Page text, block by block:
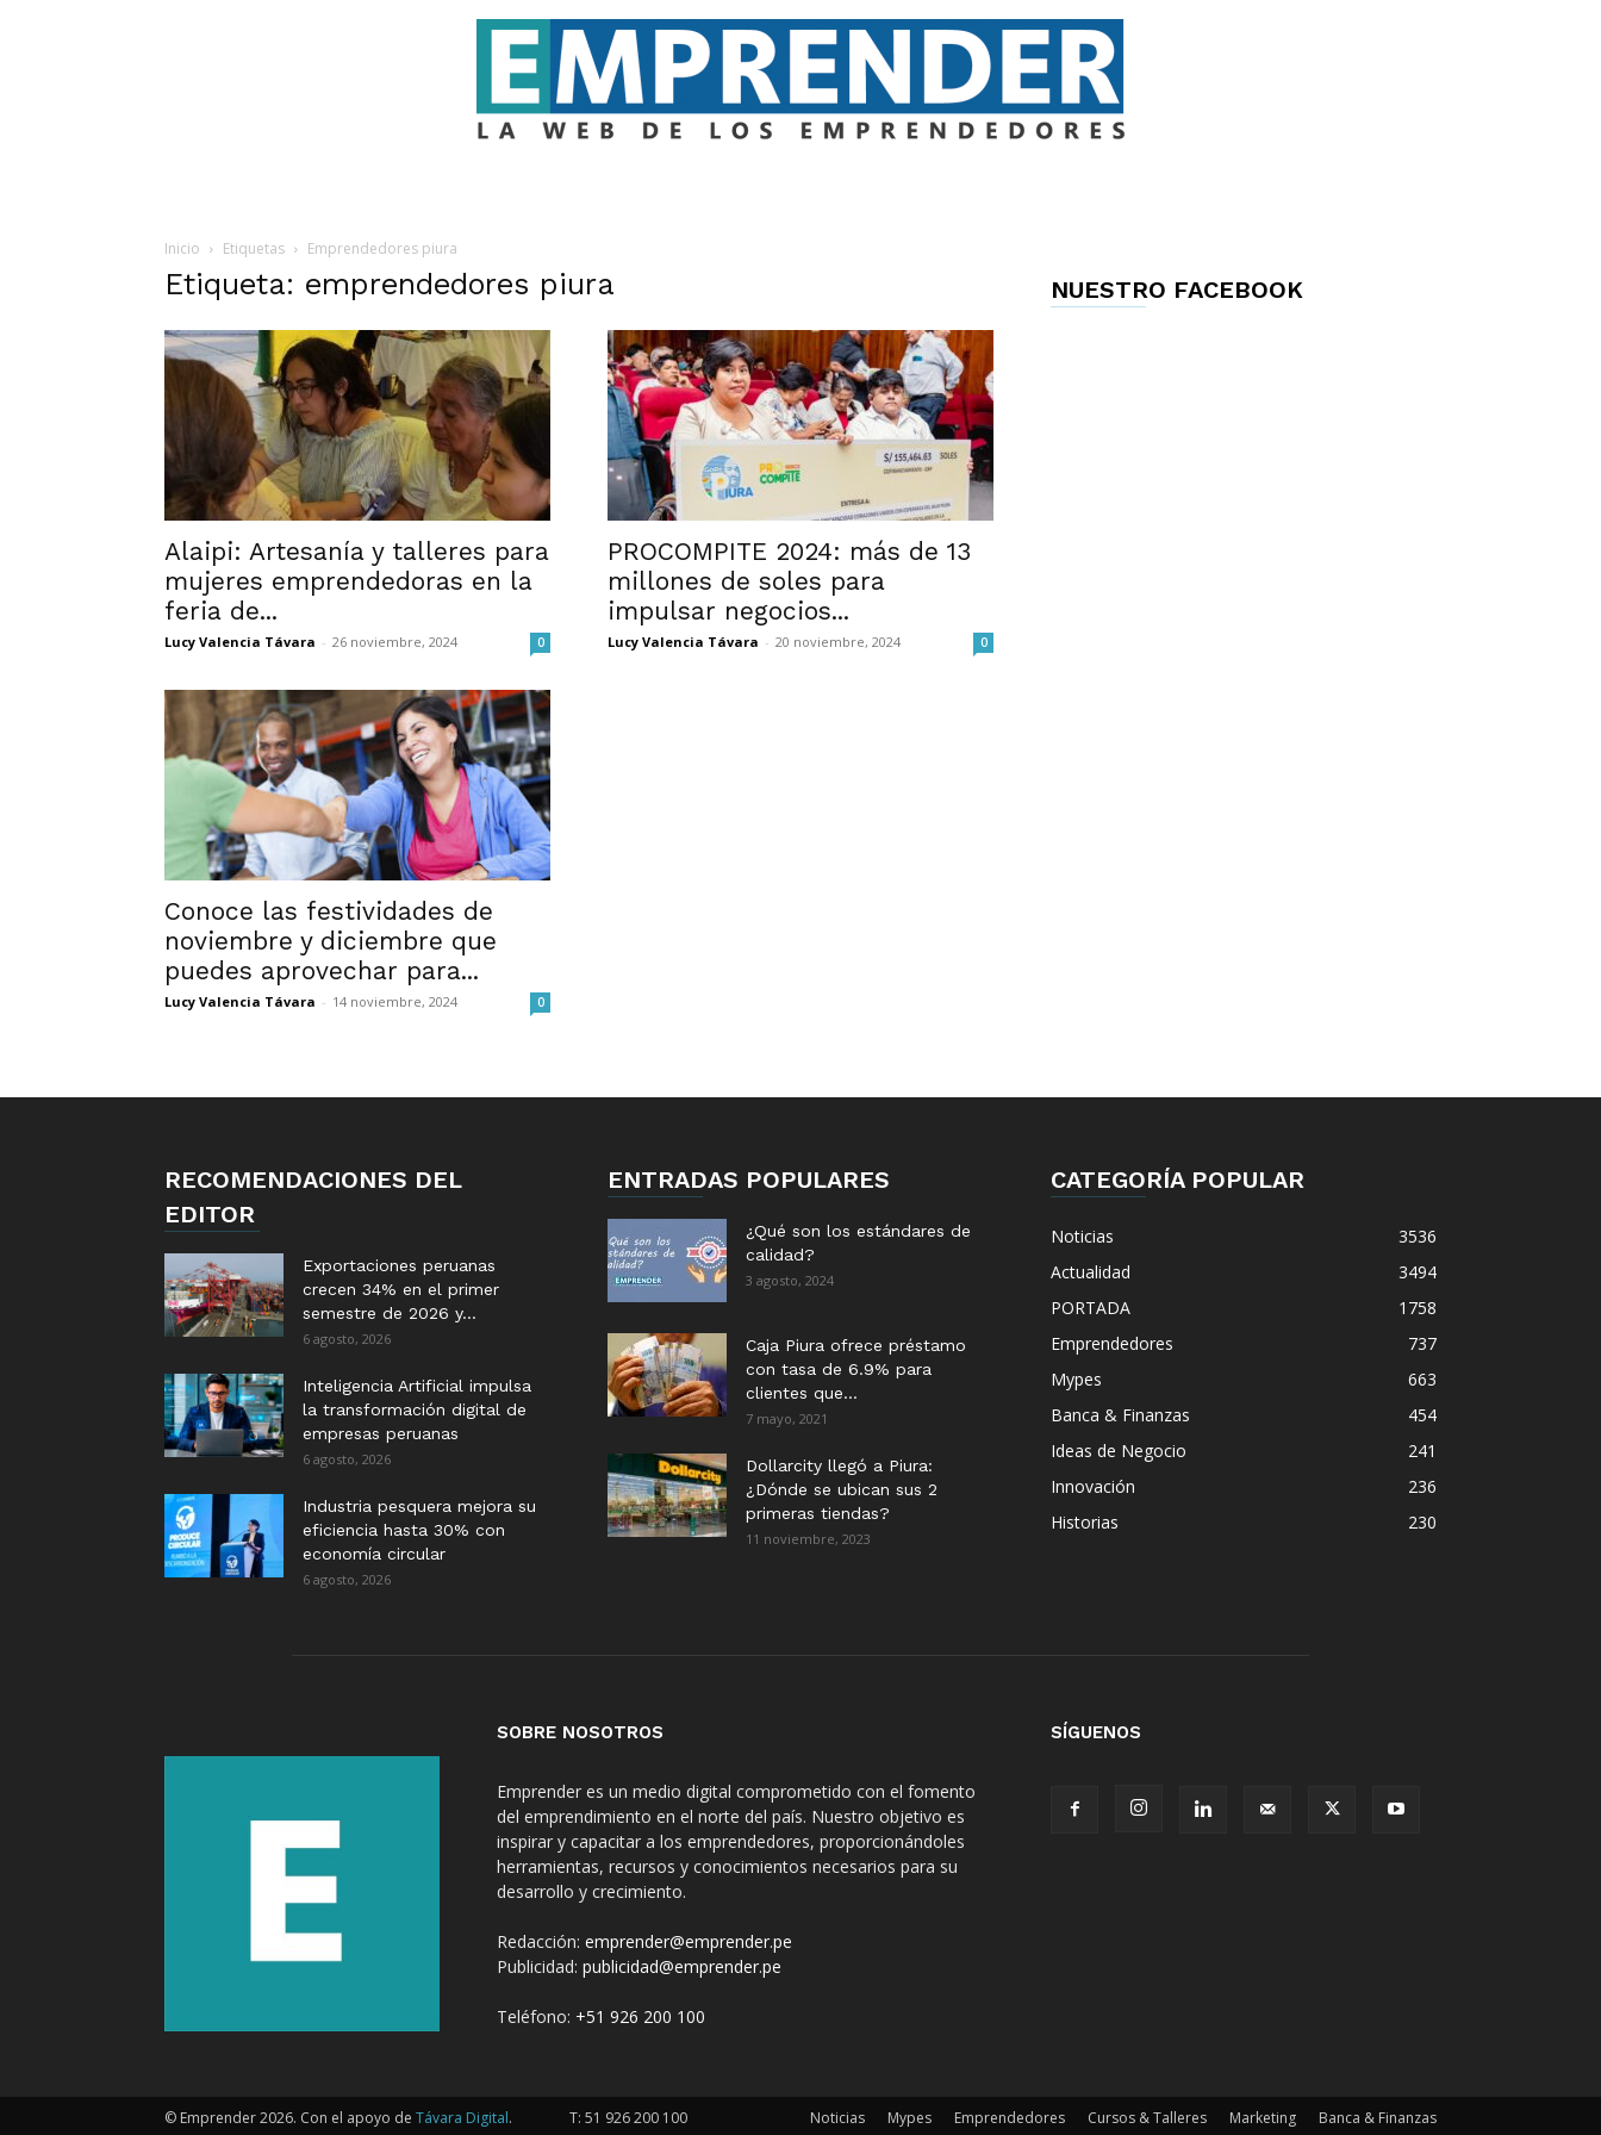
Inicio
Etiquetas Emprendedores piura
Etiqueta: emprendedores piura
Alaipi: Artesanía y talleres para
mujeres emprendedoras en la
feria de...
Lucy Valencia Távara - 26 noviembre, 2024 0
PROCOMPITE 2024: más de 13
millones de soles para
impulsar negocios...
Lucy Valencia Távara - 20 noviembre, 2024 0
Conoce las festividades de
noviembre y diciembre que
puedes aprovechar para...
Lucy Valencia Távara - 14 noviembre, 2024 0
NUESTRO FACEBOOK
RECOMENDACIONES DEL
EDITOR
Exportaciones peruanas
crecen 34% en el primer
semestre de 2026 y...
6 agosto, 2026
Inteligencia Artificial impulsa
la transformación digital de
empresas peruanas
6 agosto, 2026
Industria pesquera mejora su
eficiencia hasta 30% con
economía circular
6 agosto, 2026
ENTRADAS POPULARES
¿Qué son los estándares de
calidad?
3 agosto, 2024
Caja Piura ofrece préstamo
con tasa de 6.9% para
clientes que...
7 mayo, 2021
Dollarcity llegó a Piura:
¿Dónde se ubican sus 2
primeras tiendas?
11 noviembre, 2023
CATEGORÍA POPULAR
Noticias
3536
Actualidad
3494
PORTADA
1758
Emprendedores
737
Mypes
663
Banca & Finanzas
454
Ideas de Negocio
241
Innovación
236
Historias
230
SOBRE NOSOTROS
Emprender es un medio digital comprometido con el fomento
del emprendimiento en el norte del país. Nuestro objetivo es
inspirar y capacitar a los emprendedores, proporcionándoles
herramientas, recursos y conocimientos necesarios para su
desarrollo y crecimiento.
Redacción: emprender@emprender.pe
Publicidad: publicidad@emprender.pe
Teléfono: +51 926 200 100
SÍGUENOS
Noticias Mypes Emprendedores Cursos & Talleres Marketing Banca & Finanzas
© Emprender 2026. Con el apoyo de Távara Digital. T: 51 926 200 100